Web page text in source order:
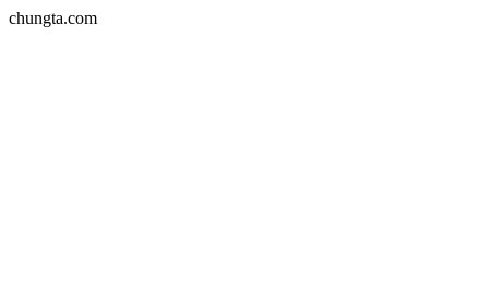
chungta.com